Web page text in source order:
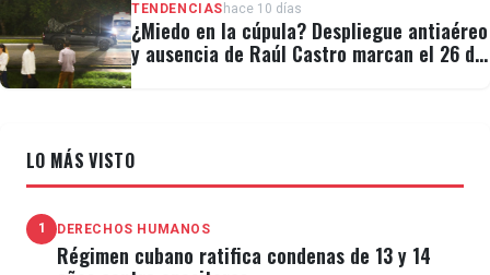
TENDENCIAS hace 10 días
¿Miedo en la cúpula? Despliegue antiaéreo
y ausencia de Raúl Castro marcan el 26 de
LO MÁS VISTO
1 DERECHOS HUMANOS
Régimen cubano ratifica condenas de 13 y 14